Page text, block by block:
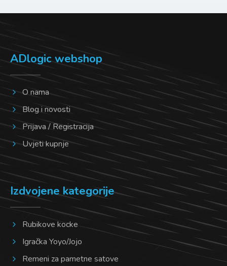
ADlogic webshop
O nama
Blog i novosti
Prijava / Registracija
Uvjeti kupnje
Izdvojene kategorije
Rubikove kocke
Igračka Yoyo/Jojo
Remeni za pametne satove